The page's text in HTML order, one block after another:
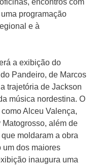
programação
e à
a exibição do
Pandeiro, de Marcos
trajetória de Jackson
música nordestina. O
Alceu Valença,
além de
moldaram a obra
um dos maiores
inaugura uma